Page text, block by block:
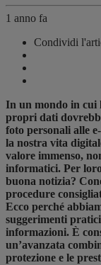
1 anno fa
Condividi
In un mondo in cui
propri dati
foto personali alle
la nostra vita
valore immenso,
informatici. Per
buona notizia?
procedure
Ecco perché
suggerimenti
informazioni. È
un’avanzata
protezione e le